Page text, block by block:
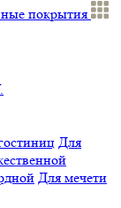
покрытия
Для
Для мечети